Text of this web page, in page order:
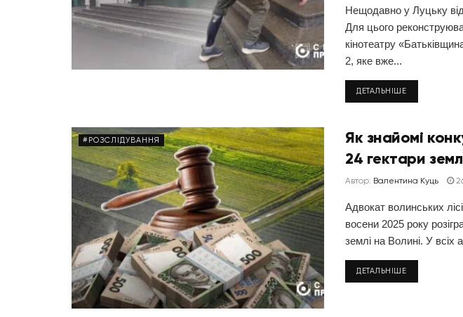
Нещодавно у Луцьку
Для цього
кінотеатру
2, яке вже...
ДЕТАЛЬНІШЕ
#РОЗСЛІДУВАННЯ
Як знайомі
24 гектари
Автор: Валентина Куць
Адвокат волинських
восени 2025 року
землі на Волині. У всіх
ДЕТАЛЬНІШЕ